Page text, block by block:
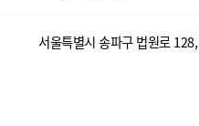
서울특별시 송파구 법원로